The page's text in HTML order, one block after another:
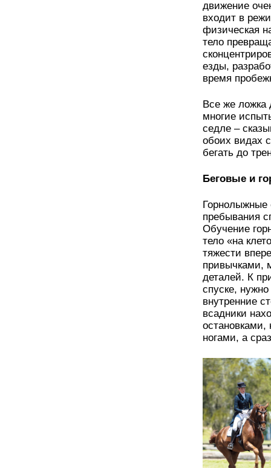
движение
входит в
физическая
тело
езды,
время
Все же ложка
многие
седле –
обоих видах
бегать до
Беговые и
Горнолыжные
пребывания
Обучение
тело «на
тяжести
привычками,
деталей. К
спуске,
внутренние
всадники
остановками,
ногами, а